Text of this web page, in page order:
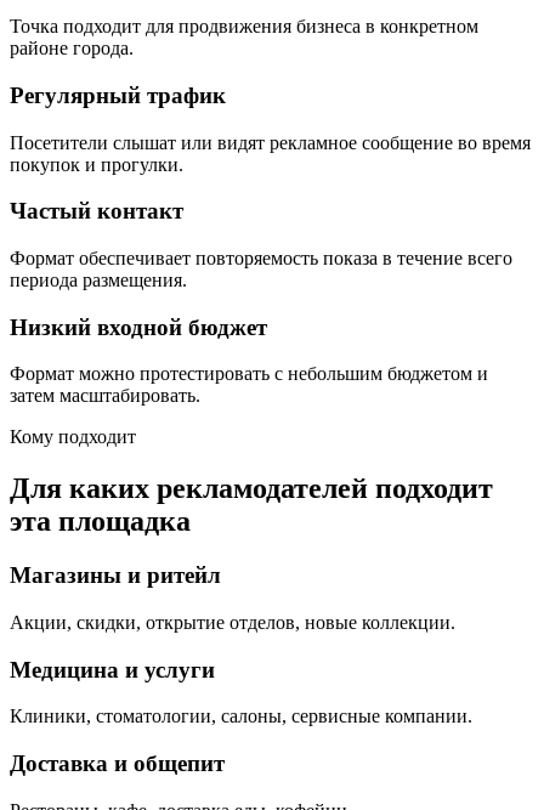
Точка подходит для продвижения бизнеса в конкретном
районе города.
Регулярный трафик
Посетители слышат или видят рекламное сообщение во время
покупок и прогулки.
Частый контакт
Формат обеспечивает повторяемость показа в течение всего
периода размещения.
Низкий входной бюджет
Формат можно протестировать с небольшим бюджетом и
затем масштабировать.
Кому подходит
Для каких рекламодателей подходит
эта площадка
Магазины и ритейл
Акции, скидки, открытие отделов, новые коллекции.
Медицина и услуги
Клиники, стоматологии, салоны, сервисные компании.
Доставка и общепит